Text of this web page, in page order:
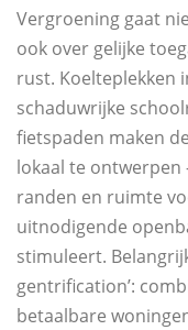
Vergroening gaat
ook over gelijke
rust. Koelteplekken
schaduwrijke
fietspaden maken
lokaal te ontwerpen
randen en ruimte
uitnodigende
stimuleert.
gentrification’:
betaalbare